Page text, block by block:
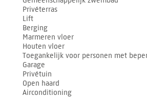
Privéterras
Lift
Berging
Marmeren vloer
Houten vloer
Toegankelijk voor personen met
Garage
Privétuin
Open haard
Airconditioning